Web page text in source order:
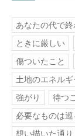
あなたの代で終
ときに厳しい
傷ついたこと
土地のエネルギ
強がり
待つ
必要なものは巡
想い描いた通り